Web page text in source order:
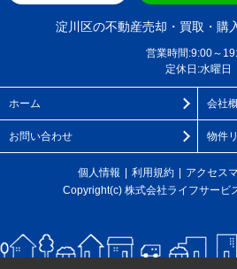
淀川区の不動産売却・買取・購
営業時間:9:00～
定休日:水曜日
ホーム 会社
お問い合わせ 物件
個人情報 利用規約 アクセス
Copyright(c) 株式会社ライフサービ